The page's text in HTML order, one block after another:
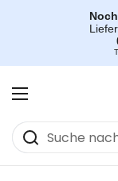
Menü öffnen